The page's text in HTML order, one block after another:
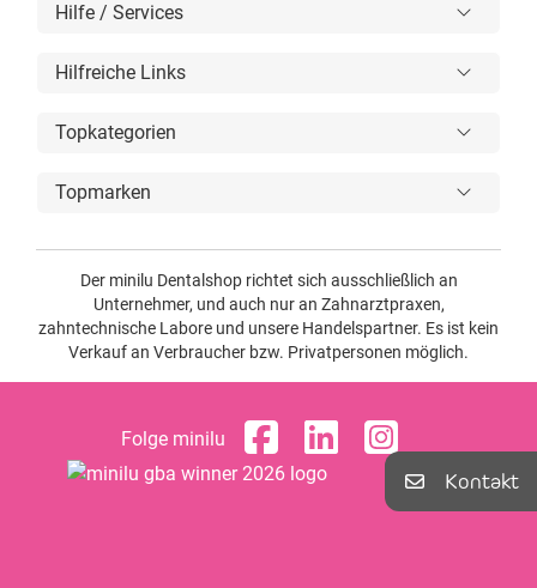
Kontakt
Hilfe / Services
Hilfreiche Links
Topkategorien
Topmarken
Der minilu Dentalshop richtet sich ausschließlich an
Unternehmer, und auch nur an Zahnarztpraxen,
zahntechnische Labore und unsere Handelspartner. Es ist kein
Verkauf an Verbraucher bzw. Privatpersonen möglich.
Folge minilu